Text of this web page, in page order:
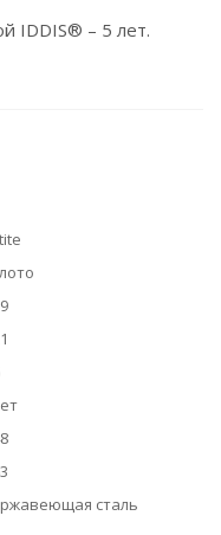
IDDIS® – 5 лет.
сталь